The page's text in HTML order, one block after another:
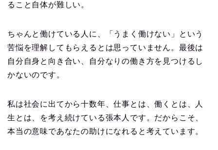
ること自体が難しい。
ちゃんと働けている人に、「うまく働けない」という
苦悩を理解してもらえるとは思っていません。最後は
自分自身と向き合い、自分なりの働き方を見つけるし
かないのです。
私は社会に出てから十数年、仕事とは、働くとは、人
生とは、を考え続けている張本人です。だからこそ、
本当の意味であなたの助けになれると考えています。